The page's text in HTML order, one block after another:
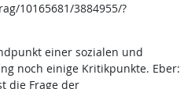
10165681/3884955/?
einer sozialen und
noch einige Kritikpunkte. Eber:
die Frage der